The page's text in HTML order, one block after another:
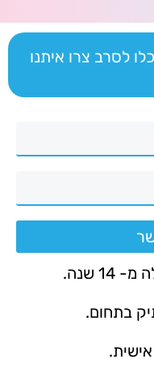
לסרב צרו איתנו
שנה.
בתחום.
אישית.